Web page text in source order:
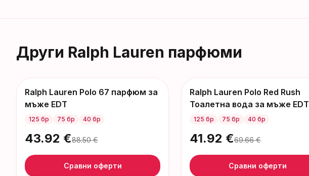
Други Ralph Lauren парфюми
-45€
Ralph Lauren Polo 67 парфюм за
мъже EDT
125 бр 75 бр 40 бр
43.92 €88.50€
Сравни оферти
-28€
Ralph Lauren Polo Red Rush
Тоалетна вода за мъже EDT
125 бр 75 бр 40 бр
41.92 €69.66€
Сравни оферти